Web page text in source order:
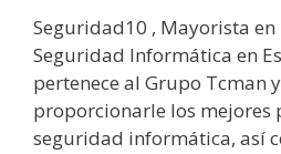
Seguridad10 , Mayorista en
Seguridad Informática en
pertenece al Grupo Tcman
proporcionarle los mejores
seguridad informática, así